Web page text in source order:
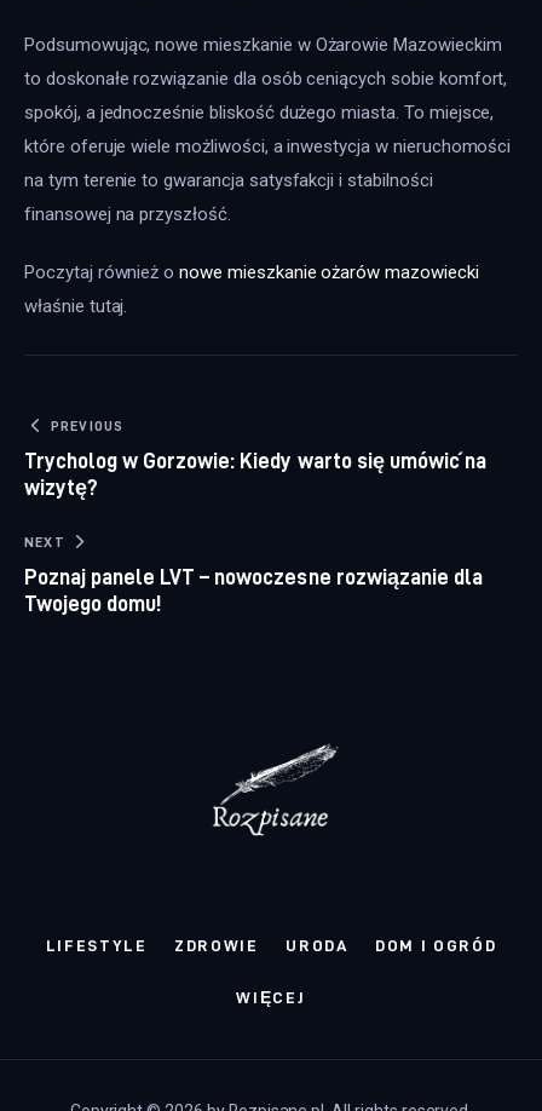
Podsumowując, nowe mieszkanie w Ożarowie Mazowieckim
to doskonałe rozwiązanie dla osób ceniących sobie komfort,
spokój, a jednocześnie bliskość dużego miasta. To miejsce,
które oferuje wiele możliwości, a inwestycja w nieruchomości
na tym terenie to gwarancja satysfakcji i stabilności
finansowej na przyszłość.
Poczytaj również o nowe mieszkanie ożarów mazowiecki
właśnie tutaj.
Nawigacja wpisu
PREVIOUS
Trycholog w Gorzowie: Kiedy warto się umówić na
wizytę?
NEXT
Poznaj panele LVT – nowoczesne rozwiązanie dla
Twojego domu!
LIFESTYLE ZDROWIE URODA DOM I OGRÓD
WIĘCEJ